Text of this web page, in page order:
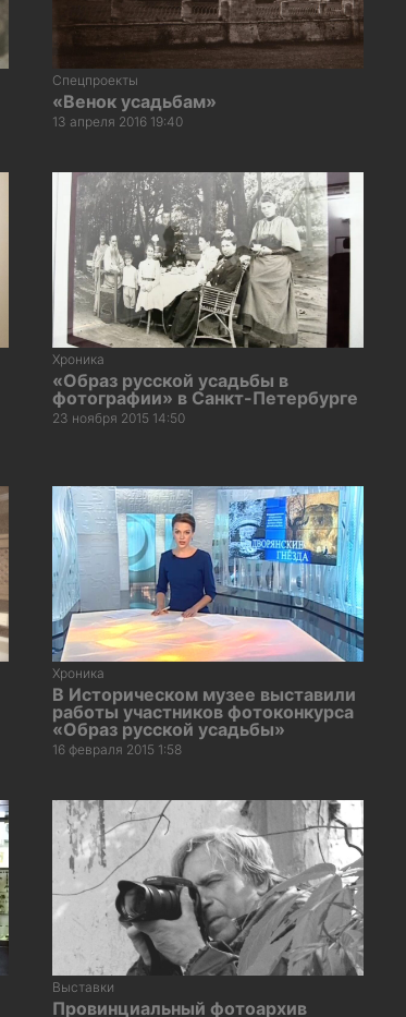
Спецпроекты
«Венок усадьбам»
13 апреля 2016 19:40
Хроника
«Образ русской усадьбы в
фотографии» в Санкт-Петербурге
23 ноября 2015 14:50
Хроника
В Историческом музее выставили
работы участников фотоконкурса
«Образ русской усадьбы»
16 февраля 2015 1:58
Выставки
Провинциальный фотоархив